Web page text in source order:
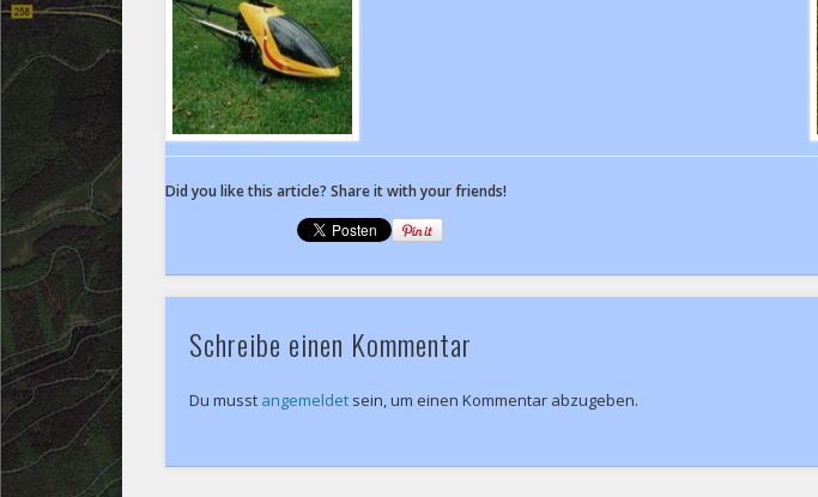
Did you like this article? Share it with your friends!
Schreibe einen Kommentar
Du musst angemeldet sein, um einen Kommentar abzugeben.